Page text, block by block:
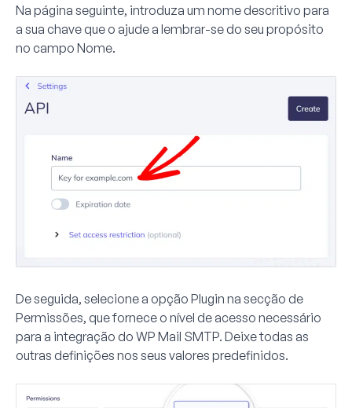
Na página seguinte, introduza um nome descritivo para
a sua chave que o ajude a lembrar-se do seu propósito
no campo Nome.
De seguida, selecione a opção Plugin na secção de
Permissões, que fornece o nível de acesso necessário
para a integração do WP Mail SMTP. Deixe todas as
outras definições nos seus valores predefinidos.